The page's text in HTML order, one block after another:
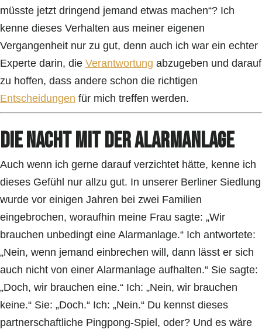
müsste jetzt dringend jemand etwas machen“? Ich
kenne dieses Verhalten aus meiner eigenen
Vergangenheit nur zu gut, denn auch ich war ein echter
Experte darin, die Verantwortung abzugeben und darauf
zu hoffen, dass andere schon die richtigen
Entscheidungen für mich treffen werden.
Die Nacht mit der Alarmanlage
Auch wenn ich gerne darauf verzichtet hätte, kenne ich
dieses Gefühl nur allzu gut. In unserer Berliner Siedlung
wurde vor einigen Jahren bei zwei Familien
eingebrochen, woraufhin meine Frau sagte: „Wir
brauchen unbedingt eine Alarmanlage.“ Ich antwortete:
„Nein, wenn jemand einbrechen will, dann lässt er sich
auch nicht von einer Alarmanlage aufhalten.“ Sie sagte:
„Doch, wir brauchen eine.“ Ich: „Nein, wir brauchen
keine.“ Sie: „Doch.“ Ich: „Nein.“ Du kennst dieses
partnerschaftliche Pingpong-Spiel, oder? Und es wäre